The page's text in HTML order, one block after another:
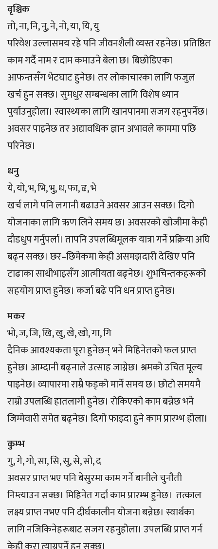
वृश्चिक
तो, ना, नि, नु, ने, नो, या, यि, यु
परिवेश उल्लासमय रहे पनि जीवनशैली व्यस्त रहनेछ। प्रतिष्ठित
काम गर्दै नाम र दाम कमाउने बेला छ। बिछोडिएका
आफन्तसँग भेटघाट हुनेछ। तर लोकाचारका लागि फजुल
खर्च हुन सक्छ। सुमधुर सम्बन्धका लागि विशेष ध्यान
पुर्याउनुहोला। स्वास्थ्यका लागि खानपानमा सजग रहनुपर्नेछ।
अवसर पाइनेछ तर अद्यावधिक ज्ञान अभावले काममा पछि
परिनेछ।
धनु
ये, यो, भ, भि, भु, ध, फा, ढ, भे
खर्च लागे पनि लगानी बढाउने अवसर आउन सक्छ। दिगो
योजनाका लागि ऋण लिने समय छ। अवसरको खोजीमा केही
दौडधुप गर्नुपर्ला। तापनि उपलब्धिमूलक यात्रा गर्ने प्रक्रिया अघि
बढ्न सक्छ। छर–छिमेकमा केही असमझदारी देखिए पनि
टाढाका साथीभाइसँग आत्मीयता बढ्नेछ। शुभचिन्तकहरूको
सहयोग प्राप्त हुनेछ। कर्जा बढे पनि धन प्राप्त हुनेछ।
मकर
भो, ज, जि, खि, खु, खे, खो, गा, गि
दैनिक आवश्यकता पूरा हुनेछन् भने मिहिनेतको फल प्राप्त
हुनेछ। आम्दानी बढ्नाले उत्साह जाग्नेछ। श्रमको उचित मूल्य
पाइनेछ। व्यापारमा राम्रै फड्को मार्ने समय छ। छोटो समयमै
राम्रो उपलब्धि हातलागी हुनेछ। रोकिएको काम बन्नेछ भने
जिम्मेवारी समेत बढ्नेछ। दिगो फाइदा हुने काम प्रारम्भ होला।
कुम्भ
गु, गे, गो, सा, सि, सु, से, सो, द
अवसर प्राप्त भए पनि बेसुरमा काम गर्ने बानीले चुनौती
निम्त्याउन सक्छ। मिहिनेत गर्दा काम प्रारम्भ हुनेछ। तत्काल
लक्ष्य प्राप्त नभए पनि दीर्घकालीन योजना बन्नेछ। स्वार्थका
लागि नजिकिनेहरूबाट सजग रहनुहोला। उपलब्धि प्राप्त गर्न